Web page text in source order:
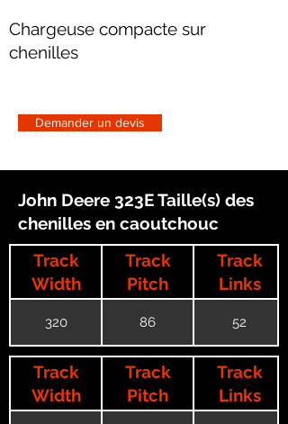
Chargeuse compacte sur
chenilles
Demander un devis
John Deere 323E Taille(s) des
chenilles en caoutchouc
Track
Width
Track
Pitch
Track
Links
320 86 52
Track
Width
Track
Pitch
Track
Links